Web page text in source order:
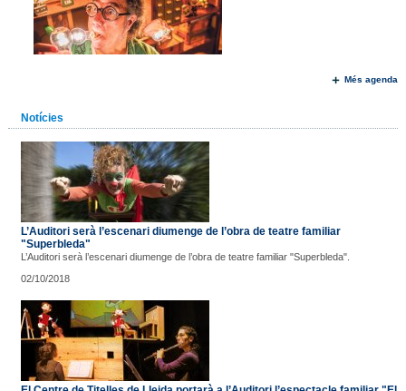
Més agenda
Notícies
L’Auditori serà l’escenari diumenge de l’obra de teatre familiar
"Superbleda"
L’Auditori serà l’escenari diumenge de l’obra de teatre familiar "Superbleda".
02/10/2018